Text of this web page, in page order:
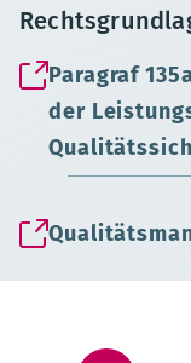
Paragraf
der